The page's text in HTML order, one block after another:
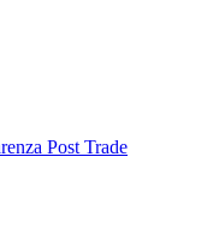
Post Trade